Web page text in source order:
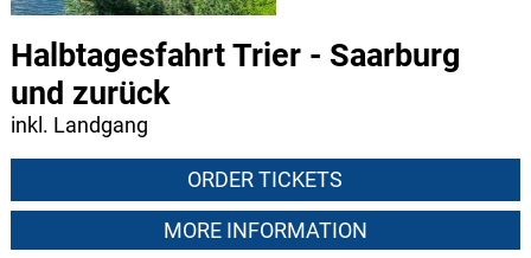
Halbtagesfahrt Trier - Saarburg
und zurück
inkl. Landgang
ORDER TICKETS
MORE INFORMATION